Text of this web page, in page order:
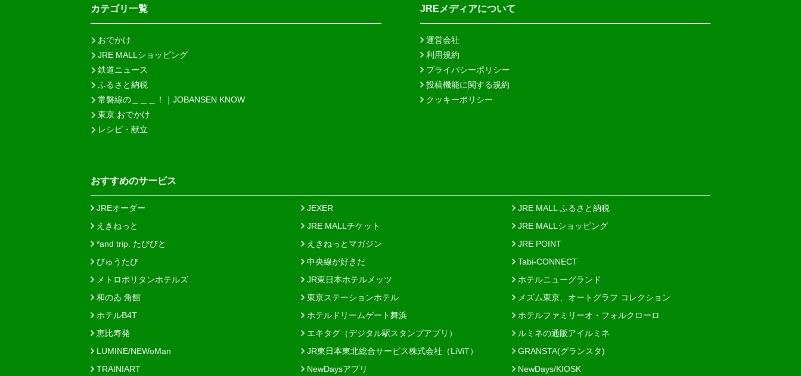
カテゴリ一覧
おでかけ
JRE MALLショッピング
鉄道ニュース
ふるさと納税
常磐線の＿＿＿！｜JOBANSEN KNOW
東京 おでかけ
レシピ・献立
JREメディアについて
運営会社
利用規約
プライバシーポリシー
投稿機能に関する規約
クッキーポリシー
おすすめのサービス
JREオーダー JEXER
JRE MALL ふるさと納税
えきねっと
JRE MALLチケット
JRE MALLショッピング
*and trip. たびびと
えきねっとマガジン
JRE POINT
びゅうたび
中央線が好きだ
Tabi-CONNECT
メトロポリタンホテルズ
JR東日本ホテルメッツ
ホテルニューグランド
和のゐ 角館
東京ステーションホテル
メズム東京、オートグラフ コレクション
ホテルB4T
ホテルドリームゲート舞浜
ホテルファミリーオ・フォルクローロ
恵比寿発
エキタグ（デジタル駅スタンプアプリ）
ルミネの通販アイルミネ
LUMINE/NEWoMan
JR東日本東北総合サービス株式会社（LiViT）
GRANSTA(グランスタ)
TRAINIART
NewDaysアプリ NewDays/KIOSK